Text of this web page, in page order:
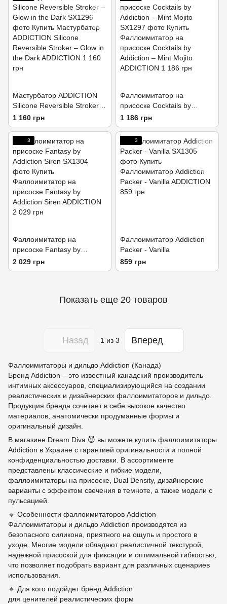
Мастурбатор ADDICTION
Silicone Reversible Stroker –
Glow in the Dark
1 160 грн
Фаллоимитатор на
присоске Cocktails by
Addiction – Mint Mojito
1 186 грн
3
Фаллоимитатор на
присоске Fantasy by
Addiction Siren
2 029 грн
3
Фаллоимитатор Addiction
Packer - Vanilla
859 грн
Показать еще 20 товаров
Назад 1из 3 Вперед
Фаллоимитаторы и дильдо Addiction (Канада)
Бренд Addiction – это известный канадский производитель
интимных аксессуаров, специализирующийся на создании
реалистических и дизайнерских фаллоимитаторов и дильдо.
Продукция бренда сочетает в себе высокое качество
материалов, анатомически продуманные формы и
оригинальный дизайн.
В магазине Dream Diva 😈 вы можете купить фаллоимитаторы
Addiction в Украине с гарантией оригинальности и полной
конфиденциальностью доставки. В ассортименте
представлены классические и гибкие модели,
фаллоимитаторы на присоске, Dual Density, дизайнерские
варианты с эффектом свечения в темноте, а также модели с
пульсацией.
🔹 Особенности фаллоимитаторов Addiction
Фаллоимитаторы и дильдо Addiction производятся из
безопасного силикона, приятного на ощупь и простого в
уходе. Многие модели обладают реалистичной текстурой,
надежной присоской для фиксации и оптимальной гибкостью,
что позволяет подобрать вариант для различных сценариев
использования.
🔹 Для кого подойдет бренд Addiction
для ценителей реалистических форм